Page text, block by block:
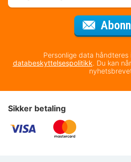
Personlige data
databeskyttelsespolitikk. Du kan
Sikker betaling